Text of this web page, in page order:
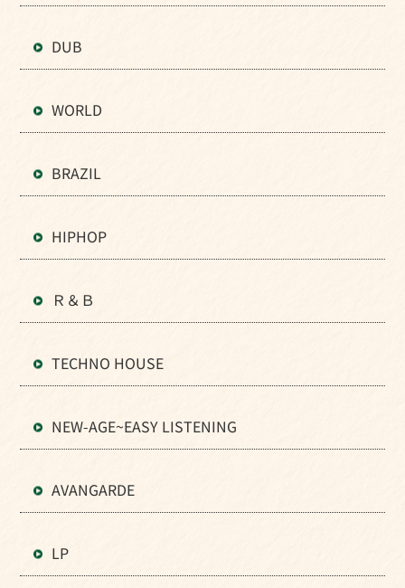
DUB
WORLD
BRAZIL
HIPHOP
Ｒ＆Ｂ
TECHNO HOUSE
NEW-AGE~EASY LISTENING
AVANGARDE
LP